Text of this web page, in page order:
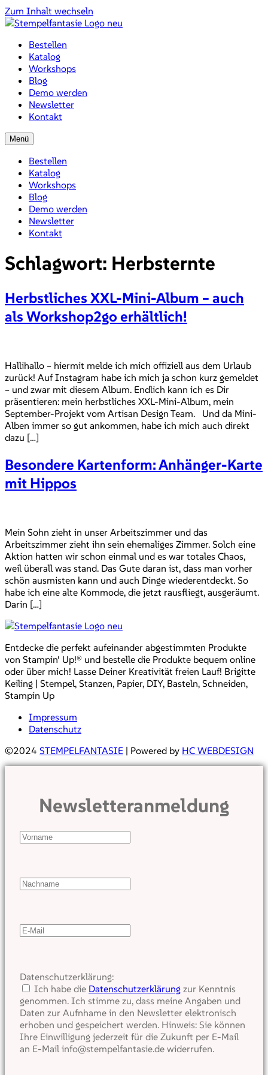
Zum Inhalt wechseln
Bestellen
Katalog
Workshops
Blog
Demo werden
Newsletter
Kontakt
Menü
Bestellen
Katalog
Workshops
Blog
Demo werden
Newsletter
Kontakt
Schlagwort: Herbsternte
Herbstliches XXL-Mini-Album – auch
als Workshop2go erhältlich!
Hallihallo – hiermit melde ich mich offiziell aus dem Urlaub
zurück! Auf Instagram habe ich mich ja schon kurz gemeldet
– und zwar mit diesem Album. Endlich kann ich es Dir
präsentieren: mein herbstliches XXL-Mini-Album, mein
September-Projekt vom Artisan Design Team. Und da Mini-
Alben immer so gut ankommen, habe ich mich auch direkt
dazu […]
Besondere Kartenform: Anhänger-Karte
mit Hippos
Mein Sohn zieht in unser Arbeitszimmer und das
Arbeitszimmer zieht ihn sein ehemaliges Zimmer. Solch eine
Aktion hatten wir schon einmal und es war totales Chaos,
weil überall was stand. Das Gute daran ist, dass man vorher
schön ausmisten kann und auch Dinge wiederentdeckt. So
habe ich eine alte Kommode, die jetzt rausfliegt, ausgeräumt.
Darin […]
Entdecke die perfekt aufeinander abgestimmten Produkte
von Stampin‘ Up!® und bestelle die Produkte bequem online
oder über mich! Lasse Deiner Kreativität freien Lauf! Brigitte
Keiling | Stempel, Stanzen, Papier, DIY, Basteln, Schneiden,
Stampin Up
Impressum
Datenschutz
©2024 STEMPELFANTASIE | Powered by HC WEBDESIGN
Newsletteranmeldung
Datenschutzerklärung:
Ich habe die Datenschutzerklärung zur Kenntnis
genommen. Ich stimme zu, dass meine Angaben und
Daten zur Aufnhame in den Newsletter elektronisch
erhoben und gespeichert werden. Hinweis: Sie können
Ihre Einwilligung jederzeit für die Zukunft per E-Mail
an E-Mail info@stempelfantasie.de widerrufen.